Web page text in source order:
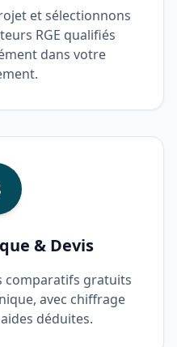
et sélectionnons
RGE qualifiés
dans votre
& Devis
comparatifs gratuits
avec chiffrage
déduites.